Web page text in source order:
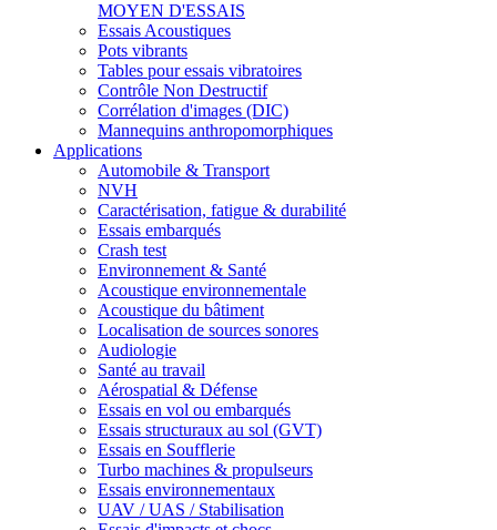
MOYEN D'ESSAIS
Essais Acoustiques
Pots vibrants
Tables pour essais vibratoires
Contrôle Non Destructif
Corrélation d'images (DIC)
Mannequins anthropomorphiques
Applications
Automobile & Transport
NVH
Caractérisation, fatigue & durabilité
Essais embarqués
Crash test
Environnement & Santé
Acoustique environnementale
Acoustique du bâtiment
Localisation de sources sonores
Audiologie
Santé au travail
Aérospatial & Défense
Essais en vol ou embarqués
Essais structuraux au sol (GVT)
Essais en Soufflerie
Turbo machines & propulseurs
Essais environnementaux
UAV / UAS / Stabilisation